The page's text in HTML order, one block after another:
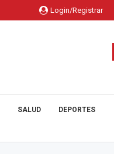
Login/Registrar
SALUD DEPORTES